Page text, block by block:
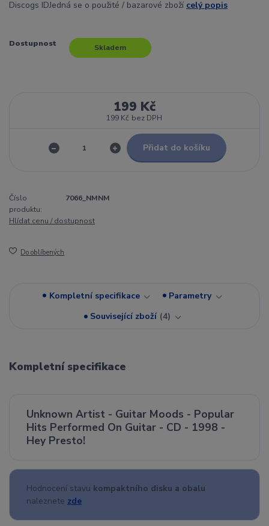
Discogs IDJedná se o použité / bazarové zboží celý popis
Dostupnost Skladem
199 Kč
199 Kč bez DPH
Přidat do košíku
Číslo
produktu:
7066_NMNM
Hlídat cenu / dostupnost
Do oblíbených
Kompletní specifikace
Parametry
Související zboží 4
Kompletní specifikace
Unknown Artist - Guitar Moods - Popular
Hits Performed On Guitar - CD - 1998 -
Hey Presto!
Hodnocení stavu kompaktního disku a obalu
naleznete zde